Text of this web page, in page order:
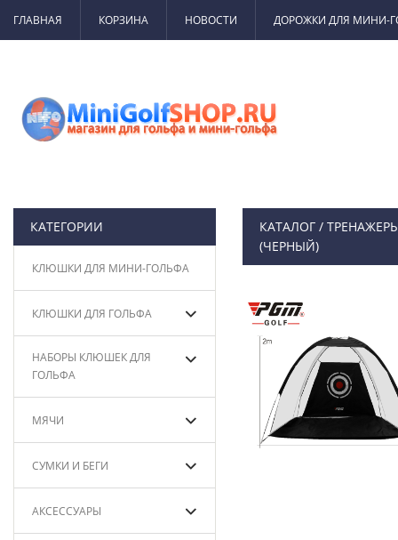
ГЛАВНАЯ КОРЗИНА НОВОСТИ ДОРОЖКИ ДЛЯ МИНИ-
КАТЕГОРИИ
КЛЮШКИ ДЛЯ МИНИ-ГОЛЬФА
КЛЮШКИ ДЛЯ ГОЛЬФА
НАБОРЫ КЛЮШЕК ДЛЯ
ГОЛЬФА
МЯЧИ
СУМКИ И БЕГИ
АКСЕССУАРЫ
КАТАЛОГ/
(ЧЕРНЫЙ)